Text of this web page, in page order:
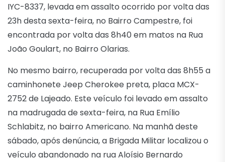
IYC-8337, levada em assalto ocorrido por volta das
23h desta sexta-feira, no Bairro Campestre, foi
encontrada por volta das 8h40 em matos na Rua
João Goulart, no Bairro Olarias.
No mesmo bairro, recuperada por volta das 8h55 a
caminhonete Jeep Cherokee preta, placa MCX-
2752 de Lajeado. Este veículo foi levado em assalto
na madrugada de sexta-feira, na Rua Emílio
Schlabitz, no bairro Americano. Na manhã deste
sábado, após denúncia, a Brigada Militar localizou o
veículo abandonado na rua Aloísio Bernardo